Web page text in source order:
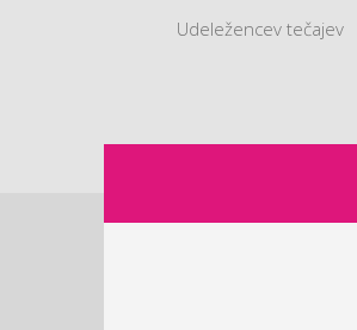
Udeležencev tečajev